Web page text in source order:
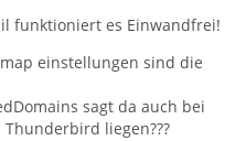
funktioniert es Einwandfrei!
einstellungen sind die
sagt da auch bei
liegen???